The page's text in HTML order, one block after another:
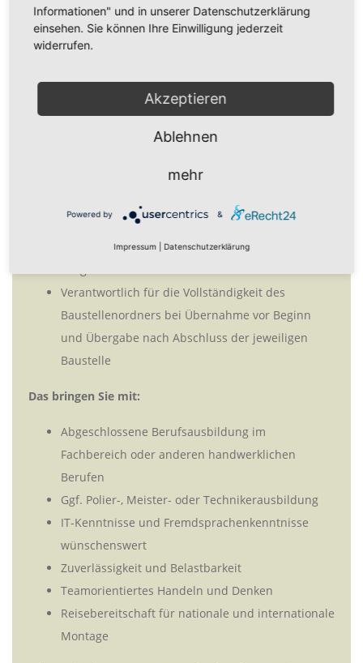
Ausführung von Arbeiten aus Aufträgen /
Projekten
Ausführung aller erforderlicher Arbeiten lt.
Organisation der täglichen Arbeit
Kontrolle der Baustelle hinsichtlich des
planmäßigen Ablaufs
Dokumentation und ständige Prüfung aller
Verantwortlich für die Vollständigkeit des
Baustellenordners bei Übernahme vor Beginn
und Übergabe nach Abschluss der jeweiligen
Baustelle
Das bringen Sie mit:
Abgeschlossene Berufsausbildung im
Fachbereich oder anderen handwerklichen
Berufen
Ggf. Polier-, Meister- oder Technikerausbildung
IT-Kenntnisse und Fremdsprachenkenntnisse
wünschenswert
Zuverlässigkeit und Belastbarkeit
Teamorientiertes Handeln und Denken
Reisebereitschaft für nationale und internationale
Montage
Informationen" und in unserer Datenschutzerklärung
einsehen. Sie können Ihre Einwilligung jederzeit
widerrufen.
Akzeptieren
Ablehnen
mehr
Powered by &
Impressum Datenschutzerklärung